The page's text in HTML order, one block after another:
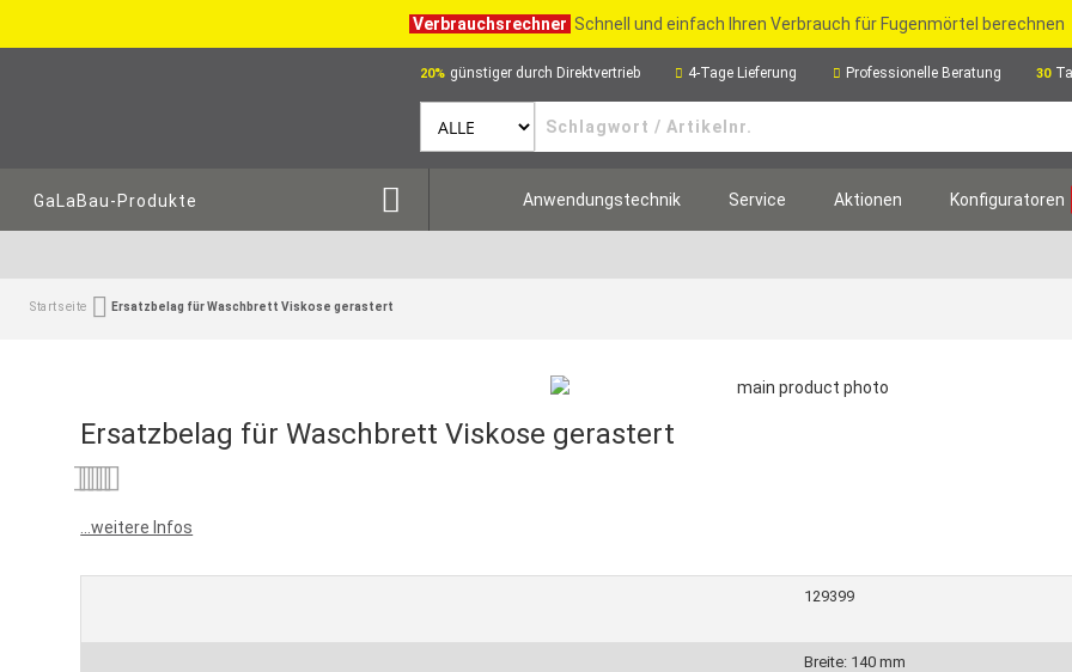
Verbrauchsrechner Schnell und einfach Ihren Verbrauch für Fugenmörtel berechnen
20% günstiger durch Direktvertrieb 4-Tage Lieferung Professionelle Beratung 30
GaLaBau-Produkte Anwendungstechnik Service Aktionen Konfiguratoren
Startseite Ersatzbelag für Waschbrett Viskose gerastert
Ersatzbelag für Waschbrett Viskose gerastert
...weitere Infos
129399
Breite: 140 mm